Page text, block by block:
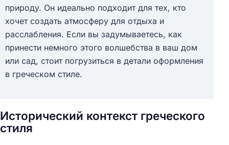
природу. Он идеально подходит для тех, кто
хочет создать атмосферу для отдыха и
расслабления. Если вы задумываетесь, как
принести немного этого волшебства в ваш дом
или сад, стоит погрузиться в детали оформления
в греческом стиле.
Исторический контекст греческого
стиля